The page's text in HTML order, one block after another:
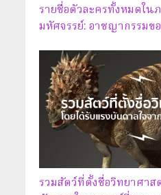
รายชื่อตัวละครทั้งหมดใ
มหัศจรรย์: อาชญากรรมข
รวมสัตว์ที่ตั้งชื่อวิทยาศาส